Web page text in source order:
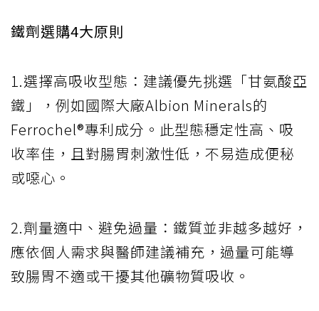
鐵劑選購4大原則
1.選擇高吸收型態：建議優先挑選「甘氨酸亞
鐵」，例如國際大廠Albion Minerals的
Ferrochel®專利成分。此型態穩定性高、吸
收率佳，且對腸胃刺激性低，不易造成便秘
或噁心。
2.劑量適中、避免過量：鐵質並非越多越好，
應依個人需求與醫師建議補充，過量可能導
致腸胃不適或干擾其他礦物質吸收。